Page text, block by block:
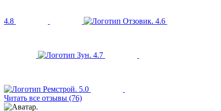
4.8 4.6
4.7
5.0
Читать все отзывы (76)